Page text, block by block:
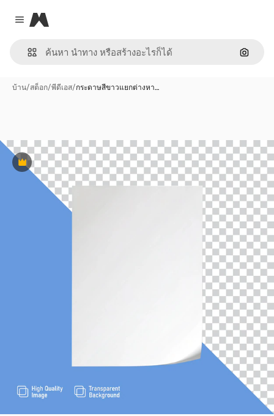
Close menu
Magnific
ค้นหา
บ้าน/สต็อก/พีดีเอส/กระดาษสีขาวแยกต่างหา…
พรีเมี่ยม